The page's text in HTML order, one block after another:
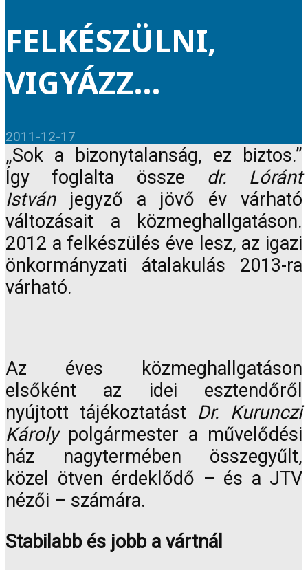
FELKÉSZÜLNI,
VIGYÁZZ…
2011-12-17
„Sok a bizonytalanság, ez biztos.”
Így foglalta össze dr. Lóránt
Istvánjegyző a jövő év várható
változásait a közmeghallgatáson.
2012 a felkészülés éve lesz, az igazi
önkormányzati átalakulás 2013-ra
várható.
Az éves közmeghallgatáson
elsőként az idei esztendőről
nyújtott tájékoztatást Dr. Kurunczi
Károlypolgármester a művelődési
ház nagytermében összegyűlt,
közel ötven érdeklődő – és a JTV
nézői – számára.
Stabilabb és jobb a vártnál